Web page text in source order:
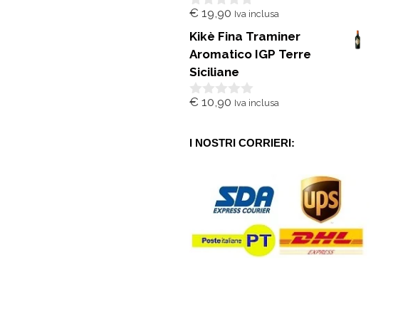
0
u
5
€ 19,90 Iva inclusa
Kikè Fina Traminer
Aromatico IGP Terre
Siciliane
0
5
€ 10,90 Iva inclusa
I NOSTRI CORRIERI: